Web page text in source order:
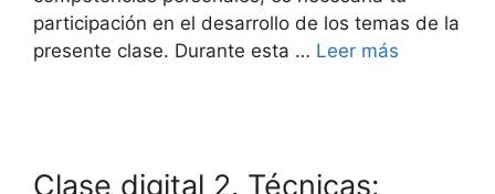
participación en el desarrollo de los temas de la
presente clase. Durante esta … Leer más
Clase digital 2. Técnicas: